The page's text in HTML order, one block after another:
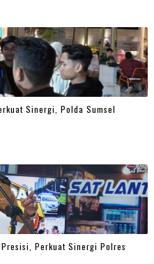
Sinergi, Polda Sumsel
Perkuat Sinergi Polres